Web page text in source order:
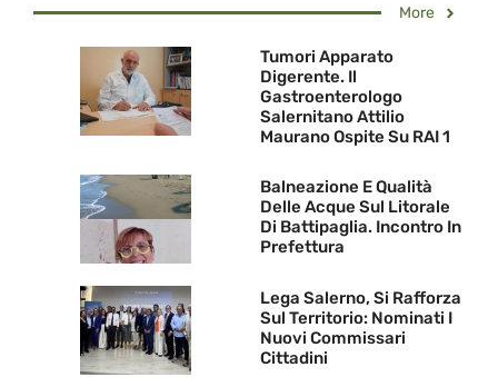
More
Tumori Apparato
Digerente. Il
Gastroenterologo
Salernitano Attilio
Maurano Ospite Su RAI 1
Balneazione E Qualità
Delle Acque Sul Litorale
Di Battipaglia. Incontro In
Prefettura
Lega Salerno, Si Rafforza
Sul Territorio: Nominati I
Nuovi Commissari
Cittadini